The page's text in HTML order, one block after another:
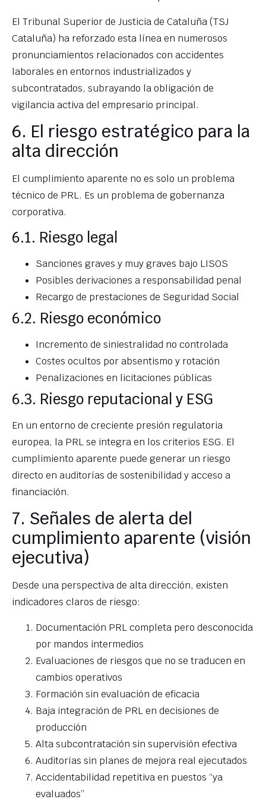
El Tribunal Superior de Justicia de Cataluña (TSJ
Cataluña) ha reforzado esta línea en numerosos
pronunciamientos relacionados con accidentes
laborales en entornos industrializados y
subcontratados, subrayando la obligación de
vigilancia activa del empresario principal.
6. El riesgo estratégico para la
alta dirección
El cumplimiento aparente no es solo un problema
técnico de PRL. Es un problema de gobernanza
corporativa.
6.1. Riesgo legal
Sanciones graves y muy graves bajo LISOS
Posibles derivaciones a responsabilidad penal
Recargo de prestaciones de Seguridad Social
6.2. Riesgo económico
Incremento de siniestralidad no controlada
Costes ocultos por absentismo y rotación
Penalizaciones en licitaciones públicas
6.3. Riesgo reputacional y ESG
En un entorno de creciente presión regulatoria
europea, la PRL se integra en los criterios ESG. El
cumplimiento aparente puede generar un riesgo
directo en auditorías de sostenibilidad y acceso a
financiación.
7. Señales de alerta del
cumplimiento aparente (visión
ejecutiva)
Desde una perspectiva de alta dirección, existen
indicadores claros de riesgo:
Documentación PRL completa pero desconocida
por mandos intermedios
Evaluaciones de riesgos que no se traducen en
cambios operativos
Formación sin evaluación de eficacia
Baja integración de PRL en decisiones de
producción
Alta subcontratación sin supervisión efectiva
Auditorías sin planes de mejora real ejecutados
Accidentabilidad repetitiva en puestos “ya
evaluados”